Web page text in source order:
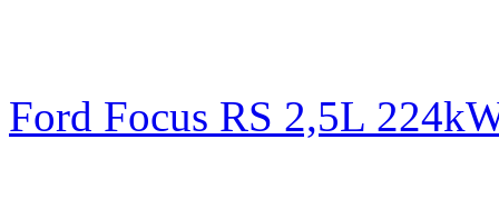
Ford Focus RS 2,5L